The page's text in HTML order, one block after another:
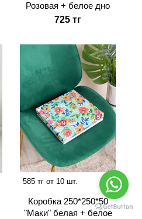
Розовая + белое дно
725 тг
585 тг от 10 шт.
Коробка 250*250*50
"Маки" белая + белое